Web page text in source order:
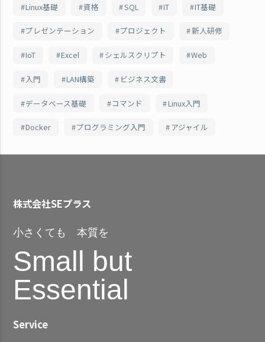
Linux基礎 資格 SQL IT IT基礎
プレゼンテーション プロジェクト 新人研修
IoT Excel シェルスクリプト Web
入門 LAN構築 ビジネス文書
データベース基礎 コマンド Linux入門
Docker プログラミング入門 アジャイル
株式会社SEプラス
小さくても 本質を
Small but
Essential
Service